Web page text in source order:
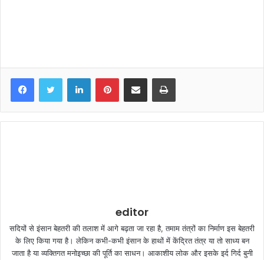
editor
सदियों से इंसान बेहतरी की तलाश में आगे बढ़ता जा रहा है, तमाम तंत्रों का निर्माण इस बेहतरी
के लिए किया गया है। लेकिन कभी-कभी इंसान के हाथों में केंद्रित तंत्र या तो साध्य बन
जाता है या व्यक्तिगत मनोइच्छा की पूर्ति का साधन। आकाशीय लोक और इसके इर्द गिर्द बुनी